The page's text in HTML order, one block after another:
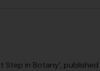
Step in Botany’,